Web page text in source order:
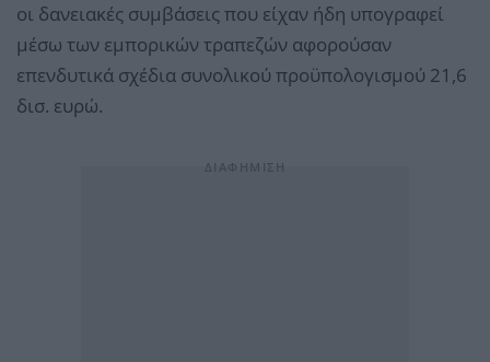
οι δανειακές συμβάσεις που είχαν ήδη υπογραφεί
μέσω των εμπορικών τραπεζών αφορούσαν
επενδυτικά σχέδια συνολικού προϋπολογισμού 21,6
δισ. ευρώ.